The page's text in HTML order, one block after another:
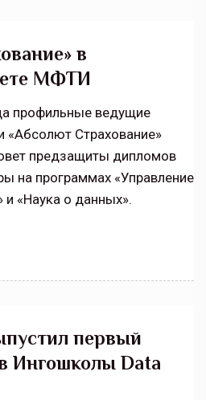
в
МФТИ
профильные ведущие
«Абсолют Страхование»
предзащиты дипломов
на программах «Управление
«Наука о данных».
первый
Ингошколы Data